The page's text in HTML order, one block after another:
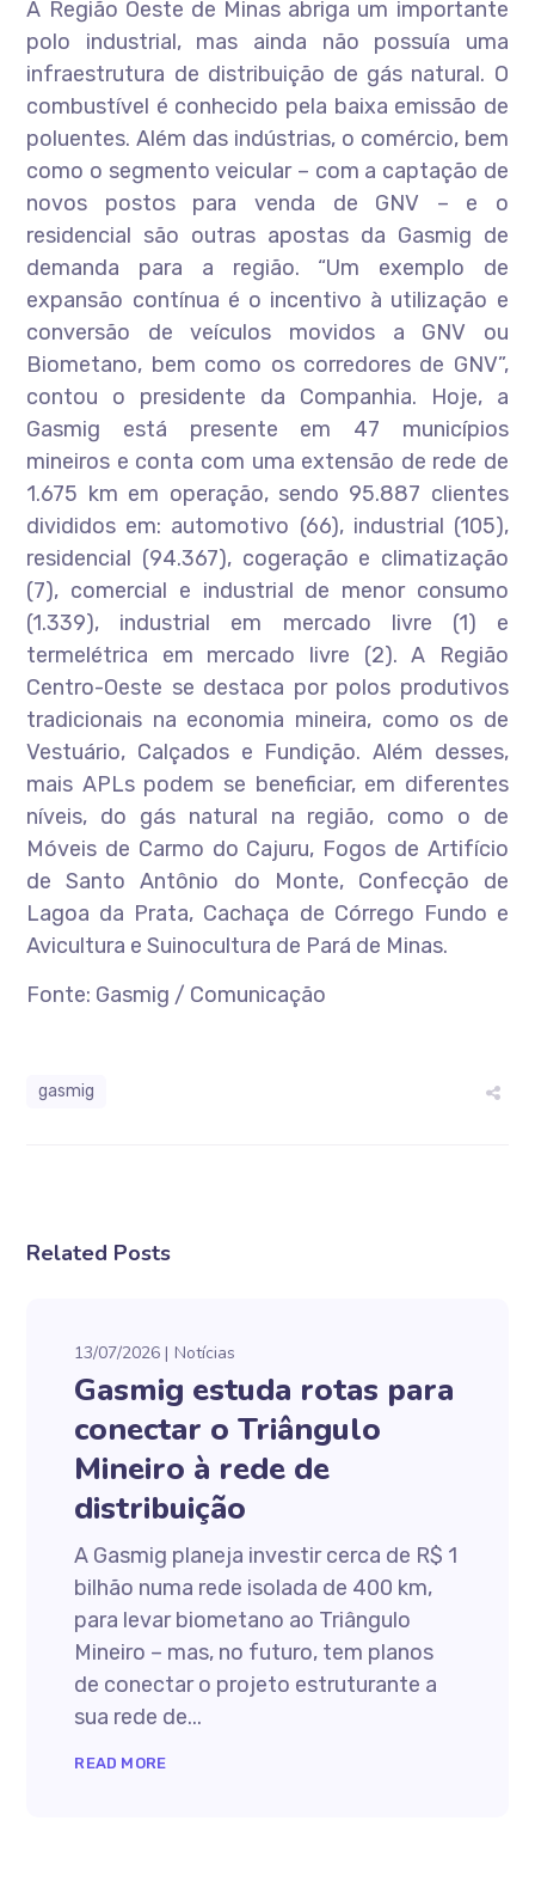
A Região Oeste de Minas abriga um importante
polo industrial, mas ainda não possuía uma
infraestrutura de distribuição de gás natural. O
combustível é conhecido pela baixa emissão de
poluentes. Além das indústrias, o comércio, bem
como o segmento veicular – com a captação de
novos postos para venda de GNV – e o
residencial são outras apostas da Gasmig de
demanda para a região. “Um exemplo de
expansão contínua é o incentivo à utilização e
conversão de veículos movidos a GNV ou
Biometano, bem como os corredores de GNV”,
contou o presidente da Companhia. Hoje, a
Gasmig está presente em 47 municípios
mineiros e conta com uma extensão de rede de
1.675 km em operação, sendo 95.887 clientes
divididos em: automotivo (66), industrial (105),
residencial (94.367), cogeração e climatização
(7), comercial e industrial de menor consumo
(1.339), industrial em mercado livre (1) e
termelétrica em mercado livre (2). A Região
Centro-Oeste se destaca por polos produtivos
tradicionais na economia mineira, como os de
Vestuário, Calçados e Fundição. Além desses,
mais APLs podem se beneficiar, em diferentes
níveis, do gás natural na região, como o de
Móveis de Carmo do Cajuru, Fogos de Artifício
de Santo Antônio do Monte, Confecção de
Lagoa da Prata, Cachaça de Córrego Fundo e
Avicultura e Suinocultura de Pará de Minas.
Fonte: Gasmig / Comunicação
gasmig
Related Posts
13/07/2026 Notícias
Gasmig estuda rotas para
conectar o Triângulo
Mineiro à rede de
distribuição
A Gasmig planeja investir cerca de R$ 1
bilhão numa rede isolada de 400 km,
para levar biometano ao Triângulo
Mineiro – mas, no futuro, tem planos
de conectar o projeto estruturante a
sua rede de...
READ MORE